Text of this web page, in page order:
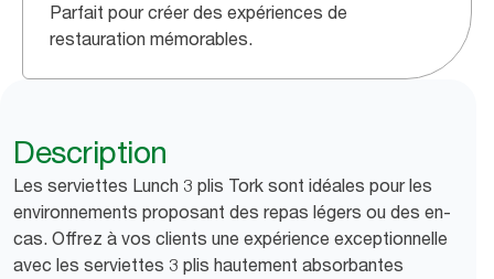
Parfait pour créer des expériences de
restauration mémorables.
Description
Les serviettes Lunch 3 plis Tork sont idéales pour les
environnements proposant des repas légers ou des en-
cas. Offrez à vos clients une expérience exceptionnelle
avec les serviettes 3 plis hautement absorbantes